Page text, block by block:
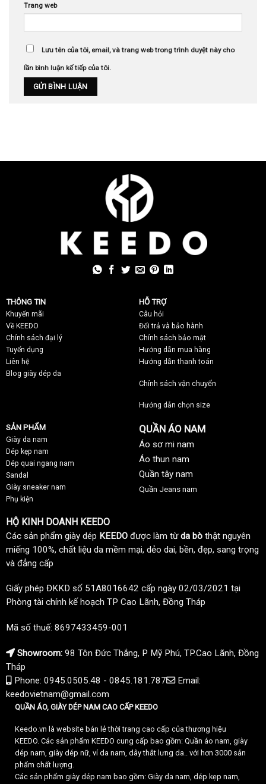
Trang web
Lưu tên của tôi, email, và trang web trong trình duyệt này cho
lần bình luận kế tiếp của tôi.
THÔNG TIN
Khuyến mãi
Về KEEDO
Chính sách đại lý
Tuyển dụng
Liên hệ
Blog giày dép da
HỖ TRỢ
Câu hỏi
Đổi trả và bảo hành
Chính sách bảo mật
Hướng dẫn mua hàng
Hướng dẫn thanh toán
Chính sách vận chuyển
Hướng dẫn chọn size
SẢN PHẨM
Giày da nam
Dép kẹp nam
Dép quai ngang nam
Sandal
Giày sneaker nam
Phụ kiện
QUẦN ÁO NAM
Áo sơ mi nam
Áo thun nam
Quần tây nam
Quần Jeans nam
HỘ KINH DOANH KEEDO
Các sản phẩm giày dép KEEDO được làm từda bò thật nguyên
miếng 100%, chất liệu da mềm mại, dẻo dai, bền, đẹp, sang trọng
và đẳng cấp
Giấy phép ĐKKD số 51A8016642 cấp ngày 02/03/2021 tại
Phòng tài chính kế hoạch TP Cao Lãnh, Đồng Tháp
Mã số thuế: 8697433459-001
Showroom: 98 Tôn Đức Thắng, P Mỹ Phú, TP.Cao Lãnh, Đồng
Tháp
Phone: 0945.0505.48 - 0845.181.787
Email:
keedovietnam@gmail.com
QUẦN ÁO, GIÀY DÉP NAM CAO CẤP KEEDO
Keedo.vn là website bán lẻ thời trang cao cấp của thương hiệu
KEEDO. Các sản phẩm KEEDO cung cấp bao gồm: Quần áo nam, giày
dép nam, giày dép nữ, ví da nam, dây thắt lưng da.. với hơn 3000 sản
phẩm chất lượng.
Các sản phẩm giày dép nam bao gồm: Giày da nam, dép kẹp nam,